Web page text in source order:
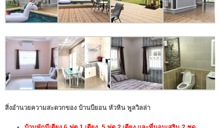
สิ่งอำนวยความสะดวกของ บ้านบียอน หัวหิน พูลวิลล่า